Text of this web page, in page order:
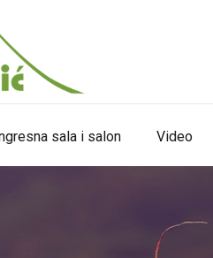
sala i salon Video